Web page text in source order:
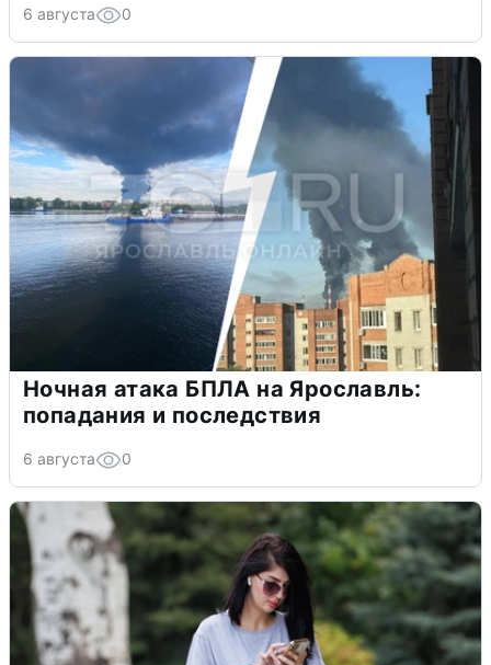
6 августа 0
Ночная атака БПЛА на Ярославль:
попадания и последствия
6 августа 0